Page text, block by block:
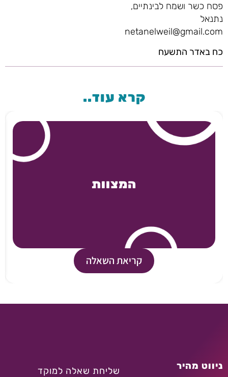
פסח כשר ושמח לבינתיים,
נתנאל
netanelweil@gmail.com
כח באדר התשעח
קרא עוד..
המצוות
קריאת השאלה
ניווט מהיר שליחת שאלה למוקד